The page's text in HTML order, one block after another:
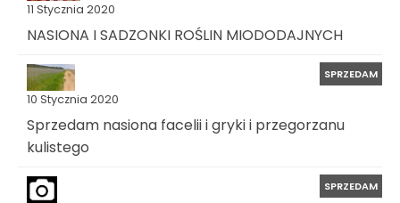
11 Stycznia 2020
NASIONA I SADZONKI ROŚLIN MIODODAJNYCH
10 Stycznia 2020
SPRZEDAM
Sprzedam nasiona facelii i gryki i przegorzanu
kulistego
SPRZEDAM